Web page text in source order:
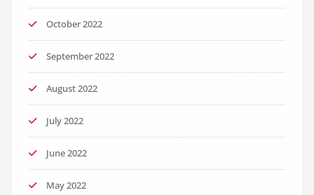
October 2022
September 2022
August 2022
July 2022
June 2022
May 2022